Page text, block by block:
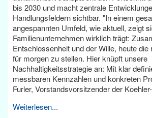
bis 2030 und macht zentrale
Handlungsfeldern sichtbar. "In einem
angespannten Umfeld, wie aktuell, zeigt
Familienunternehmen wirklich trägt:
Entschlossenheit und der Wille, heute die
für morgen zu stellen. Hier knüpft unsere
Nachhaltigkeitsstrategie an: Mit klar
messbaren Kennzahlen und konkreten
Furler, Vorstandsvorsitzender der
Weiterlesen...